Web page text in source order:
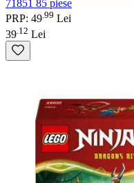
71851 85 piese
PRP: 49 99 Lei
39 12 Lei